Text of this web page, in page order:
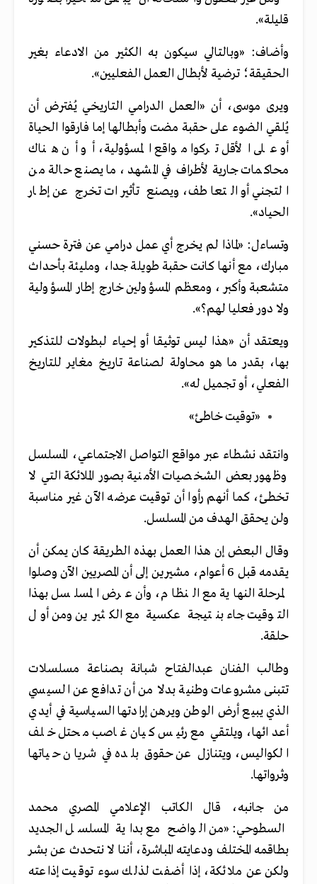
قليلة».
وأضاف: «وبالتالي سيكون به الكثير من الادعاء بغير
الحقيقة؛ ترضية لأبطال العمل الفعليين».
ويرى موسى، أن «العمل الدرامي التاريخي يُفترض أن
يُلقي الضوء على حقبة مضت وأبطالها إما فارقوا الحياة
أو على الأقل تركوا مواقع المسؤولية، أو أن هناك
محاكمات جارية لأطراف في المشهد، ما يصنع حالة من
التجني أو التعاطف، ويصنع تأثيرات تخرج عن إطار
الحياد».
وتساءل: «لماذا لم يخرج أي عمل درامي عن فترة حسني
مبارك، مع أنها كانت حقبة طويلة جدا، ومليئة بأحداث
متشعبة وأكبر، ومعظم المسؤولين خارج إطار المسؤولية
ولا دور فعليا لهم؟».
ويعتقد أن «هذا ليس توثيقا أو إحياء لبطولات للتذكير
بها، بقدر ما هو محاولة لصناعة تاريخ مغاير للتاريخ
الفعلي، أو تجميل له».
«توقيت خاطئ»
وانتقد نشطاء عبر مواقع التواصل الاجتماعي، المسلسل
وظهور بعض الشخصيات الأمنية بصور الملائكة التي لا
تخطئ، كما أنهم رأوا أن توقيت عرضه الآن غير مناسبة
ولن يحقق الهدف من المسلسل.
وقال البعض إن هذا العمل بهذه الطريقة كان يمكن أن
يقدمه قبل 6 أعوام، مشيرين إلى أن المصريين الآن وصلوا
لمرحلة النهاية مع النظام، وأن عرض المسلسل بهذا
التوقيت جاء بنتيجة عكسية مع الكثيرين ومن أول
حلقة.
وطالب الفنان عبدالفتاح شبانة بصناعة مسلسلات
تتبنى مشروعات وطنية بدلا من أن تدافع عن السيسي
الذي يبيع أرض الوطن ويرهن إرادتها السياسية في أيدي
أعدائها، ويلتقي مع رئيس كيان غاصب محتل خلف
الكواليس، ويتنازل عن حقوق بلده في شريان حياتها
وثرواتها.
من جانبه، قال الكاتب الإعلامي المصري محمد
السطوحي: «من الواضح مع بداية المسلسل الجديد
بطاقمه المختلف ودعايته المباشرة، أننا لا نتحدث عن بشر
ولكن عن ملائكة، إذا أضفت لذلك سوء توقيت إذاعته